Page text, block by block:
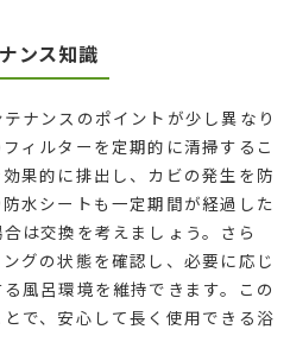
ンス知識
ナンスのポイントが少し異なり
ィルターを定期的に清掃するこ
果的に排出し、カビの発生を防
水シートも一定期間が経過した
は交換を考えましょう。さら
グの状態を確認し、必要に応じ
風呂環境を維持できます。この
で、安心して長く使用できる浴